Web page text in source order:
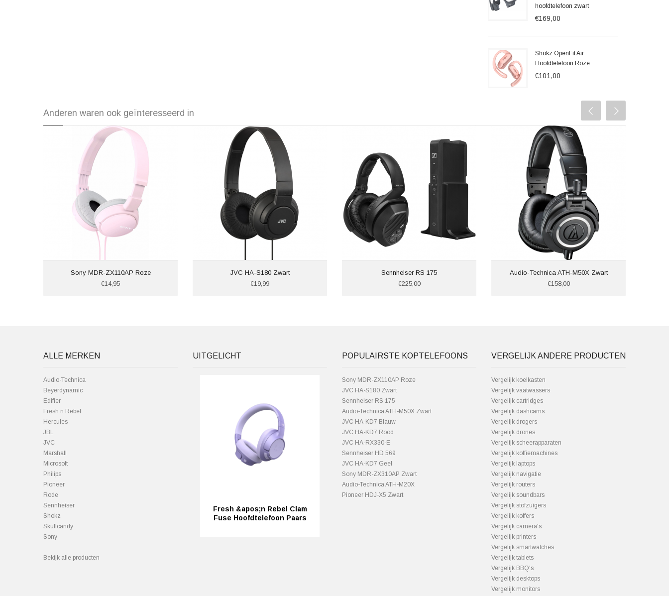
hoofdtelefoon zwart
€169,00
Shokz OpenFit Air
Hoofdtelefoon Roze
€101,00
Anderen waren ook geïnteresseerd in
Sony MDR-ZX110AP Roze
€14,95
JVC HA-S180 Zwart
€19,99
Sennheiser RS 175
€225,00
Audio-Technica ATH-M50X Zwart
€158,00
ALLE MERKEN
Audio-Technica
Beyerdynamic
Edifier
Fresh n Rebel
Hercules
JBL
JVC
Marshall
Microsoft
Philips
Pioneer
Rode
Sennheiser
Shokz
Skullcandy
Sony
Bekijk alle producten
UITGELICHT
Fresh &apos;n Rebel Clam
Fuse Hoofdtelefoon Paars
POPULAIRSTE KOPTELEFOONS
Sony MDR-ZX110AP Roze
JVC HA-S180 Zwart
Sennheiser RS 175
Audio-Technica ATH-M50X Zwart
JVC HA-KD7 Blauw
JVC HA-KD7 Rood
JVC HA-RX330-E
Sennheiser HD 569
JVC HA-KD7 Geel
Sony MDR-ZX310AP Zwart
Audio-Technica ATH-M20X
Pioneer HDJ-X5 Zwart
VERGELIJK ANDERE PRODUCTEN
Vergelijk koelkasten
Vergelijk vaatwassers
Vergelijk cartridges
Vergelijk dashcams
Vergelijk drogers
Vergelijk drones
Vergelijk scheerapparaten
Vergelijk koffiemachines
Vergelijk laptops
Vergelijk navigatie
Vergelijk routers
Vergelijk soundbars
Vergelijk stofzuigers
Vergelijk koffers
Vergelijk camera's
Vergelijk printers
Vergelijk smartwatches
Vergelijk tablets
Vergelijk BBQ's
Vergelijk desktops
Vergelijk monitors